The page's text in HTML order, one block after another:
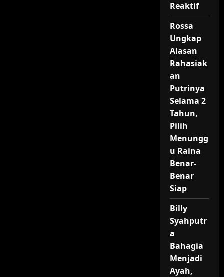
Reaktif
Rossa
Ungkap
Alasan
Rahasiak
an
Putrinya
Selama 2
Tahun,
Pilih
Menungg
u Raina
Benar-
Benar
Siap
Billy
Syahputr
a
Bahagia
Menjadi
Ayah,